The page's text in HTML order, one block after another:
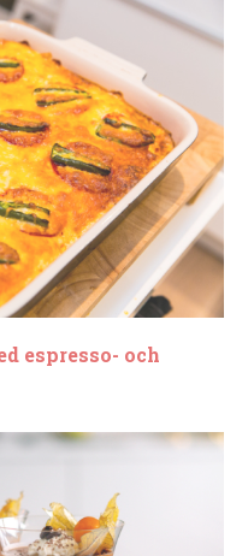
espresso- och